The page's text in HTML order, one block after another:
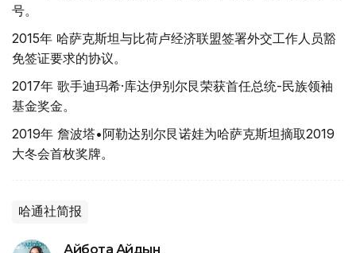
号。
2015年 哈萨克斯坦与比荷卢经济联盟签署外交工作人员豁
免签证要求的协议。
2017年 歌手迪玛希·库达伊别尔艮荣获首任总统-民族领袖
基金奖金。
2019年 詹波塔•阿勒达别尔艮诺娃为哈萨克斯坦摘取2019
大冬会首枚奖牌。
哈通社简报
Айбота Айдын